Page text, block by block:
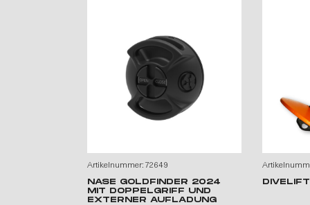
Artikelnummer: 72649
NASE GOLDFINDER 2024
MIT DOPPELGRIFF UND
EXTERNER AUFLADUNG
DIVELIFT